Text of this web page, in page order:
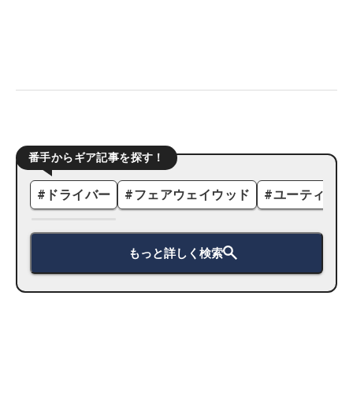
番手からギア記事を探す！
# ドライバー #フェアウェイウッド #ユーティリ
もっと詳しく検索